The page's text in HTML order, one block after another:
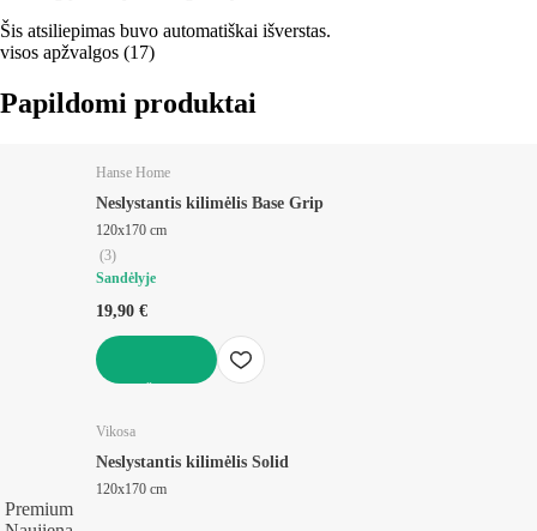
Šis atsiliepimas buvo automatiškai išverstas.
visos apžvalgos (17)
Papildomi produktai
Hanse Home
Neslystantis kilimėlis Base Grip
120x170 cm
(3)
Sandėlyje
19,90 €
Premium
Vikosa
Neslystantis kilimėlis Solid
120x170 cm